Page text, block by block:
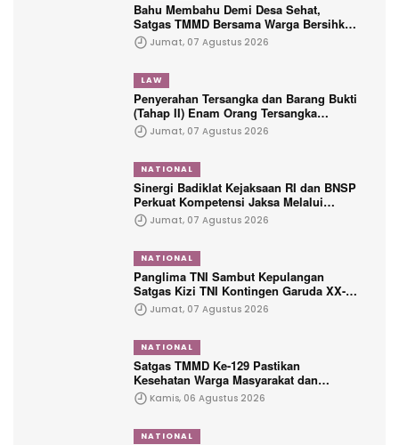
Bahu Membahu Demi Desa Sehat,
Satgas TMMD Bersama Warga Bersihkan
Saluran Air
Jumat, 07 Agustus 2026
LAW
Penyerahan Tersangka dan Barang Bukti
(Tahap II) Enam Orang Tersangka
Perkara Korupsi PETRAL, PES dan ISC
Jumat, 07 Agustus 2026
NATIONAL
Sinergi Badiklat Kejaksaan RI dan BNSP
Perkuat Kompetensi Jaksa Melalui
Sertifikasi Profesional
Jumat, 07 Agustus 2026
NATIONAL
Panglima TNI Sambut Kepulangan
Satgas Kizi TNI Kontingen Garuda XX-V
MONUSCO
Jumat, 07 Agustus 2026
NATIONAL
Satgas TMMD Ke-129 Pastikan
Kesehatan Warga Masyarakat dan
Personel Tetap Prima Demi Suksesnya
TMMD di Kampung Sesor
Kamis, 06 Agustus 2026
NATIONAL